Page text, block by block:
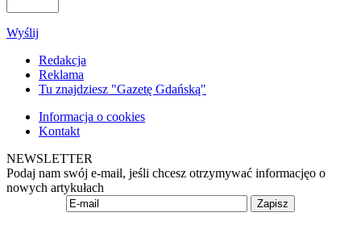
Wyślij
Redakcja
Reklama
Tu znajdziesz "Gazetę Gdańską"
Informacja o cookies
Kontakt
NEWSLETTER
Podaj nam swój e-mail, jeśli chcesz otrzymywać informacjęo o
nowych artykułach
Zapisz